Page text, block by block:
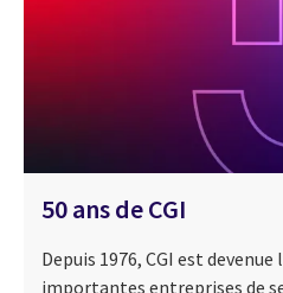
50 ans de CGI
Depuis 1976, CGI est devenue
importantes entreprises de